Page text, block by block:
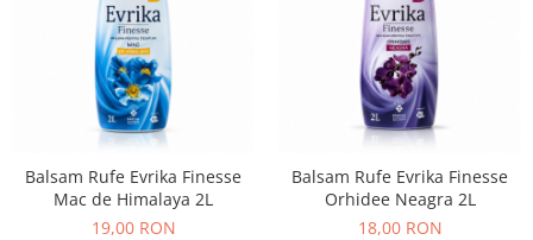
Balsam Rufe Evrika Finesse
Mac de Himalaya 2L
19,00 RON
Balsam Rufe Evrika Finesse
Orhidee Neagra 2L
18,00 RON